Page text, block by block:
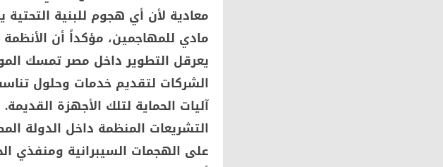
معادية لأن أي هجوم للبنية
مادي للمهاجمين، مؤكداً أن
يعرقل التطوير داخل مصر تمسك
الشركات لتقديم خدمات وحلول
آليات الحماية لتلك الأجهزة
التشريعات المنظمة داخل الدولة
على الهجمات السيبرانية ومنفذي